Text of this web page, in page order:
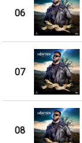
06
07
08